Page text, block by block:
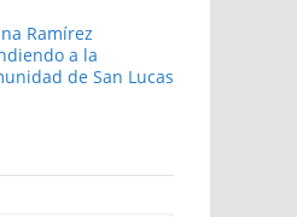
Ramírez
a la
de San Lucas